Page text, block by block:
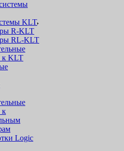
KLT
R-KLT
RL-KLT
к KLT
к